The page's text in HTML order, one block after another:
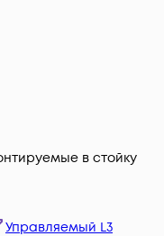
в стойку
Управляемый L3